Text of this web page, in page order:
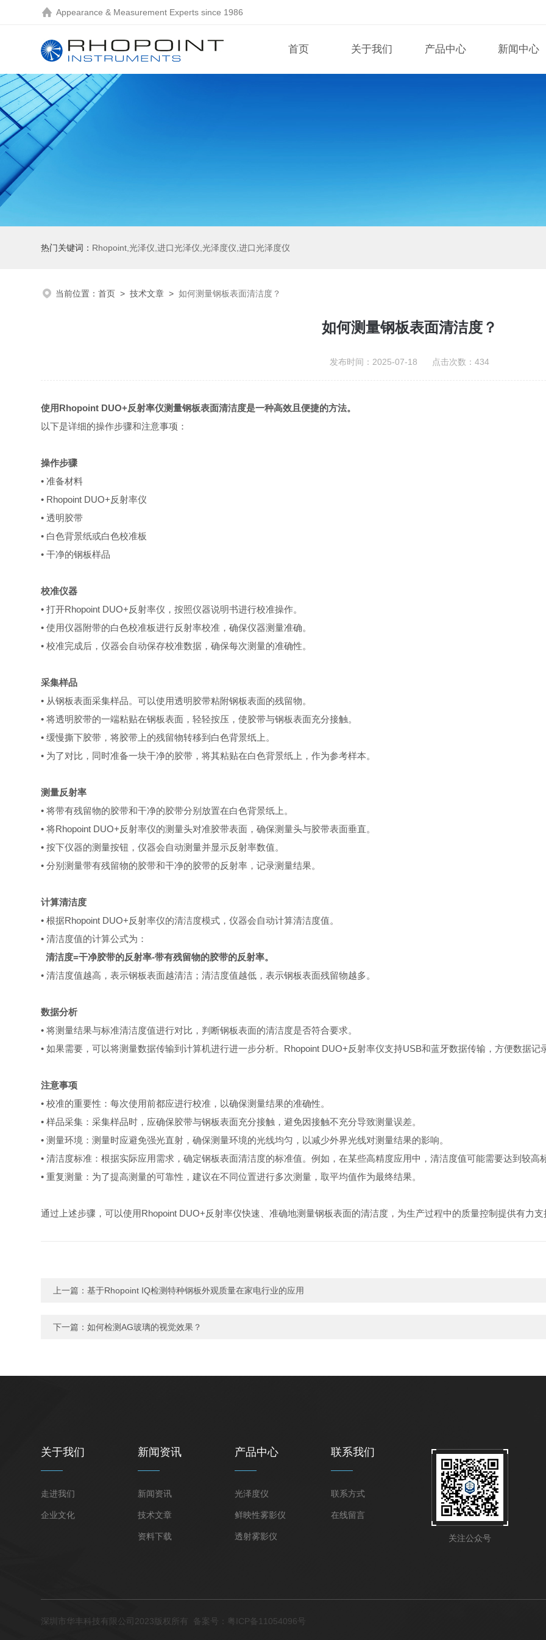
Appearance & Measurement Experts since 1986
首页 关于我们 产品中心 新闻中心
热门关键词： Rhopoint,光泽仪,进口光泽仪,光泽度仪,进口光泽度仪
当前位置：首页 >技术文章 >如何测量钢板表面清洁度？
如何测量钢板表面清洁度？
发布时间：2025-07-18 点击次数：434
使用Rhopoint DUO+反射率仪测量钢板表面清洁度是一种高效且便捷的方法。
以下是详细的操作步骤和注意事项：
操作步骤
• 准备材料
• Rhopoint DUO+反射率仪
• 透明胶带
• 白色背景纸或白色校准板
• 干净的钢板样品
校准仪器
• 打开Rhopoint DUO+反射率仪，按照仪器说明书进行校准操作。
• 使用仪器附带的白色校准板进行反射率校准，确保仪器测量准确。
• 校准完成后，仪器会自动保存校准数据，确保每次测量的准确性。
采集样品
• 从钢板表面采集样品。可以使用透明胶带粘附钢板表面的残留物。
• 将透明胶带的一端粘贴在钢板表面，轻轻按压，使胶带与钢板表面充分接触。
• 缓慢撕下胶带，将胶带上的残留物转移到白色背景纸上。
• 为了对比，同时准备一块干净的胶带，将其粘贴在白色背景纸上，作为参考样本。
测量反射率
• 将带有残留物的胶带和干净的胶带分别放置在白色背景纸上。
• 将Rhopoint DUO+反射率仪的测量头对准胶带表面，确保测量头与胶带表面垂直。
• 按下仪器的测量按钮，仪器会自动测量并显示反射率数值。
• 分别测量带有残留物的胶带和干净的胶带的反射率，记录测量结果。
计算清洁度
• 根据Rhopoint DUO+反射率仪的清洁度模式，仪器会自动计算清洁度值。
• 清洁度值的计算公式为：
清洁度=干净胶带的反射率-带有残留物的胶带的反射率。
• 清洁度值越高，表示钢板表面越清洁；清洁度值越低，表示钢板表面残留物越多。
数据分析
• 将测量结果与标准清洁度值进行对比，判断钢板表面的清洁度是否符合要求。
• 如果需要，可以将测量数据传输到计算机进行进一步分析。Rhopoint DUO+反射率仪支持USB和蓝牙数据传输，方便数据记
注意事项
• 校准的重要性：每次使用前都应进行校准，以确保测量结果的准确性。
• 样品采集：采集样品时，应确保胶带与钢板表面充分接触，避免因接触不充分导致测量误差。
• 测量环境：测量时应避免强光直射，确保测量环境的光线均匀，以减少外界光线对测量结果的影响。
• 清洁度标准：根据实际应用需求，确定钢板表面清洁度的标准值。例如，在某些高精度应用中，清洁度值可能需要达到较高
• 重复测量：为了提高测量的可靠性，建议在不同位置进行多次测量，取平均值作为最终结果。
通过上述步骤，可以使用Rhopoint DUO+反射率仪快速、准确地测量钢板表面的清洁度，为生产过程中的质量控制提供有力支
上一篇：基于Rhopoint IQ检测特种钢板外观质量在家电行业的应用
下一篇：如何检测AG玻璃的视觉效果？
关于我们
走进我们
企业文化
新闻资讯
新闻资讯
技术文章
资料下载
产品中心
光泽度仪
鲜映性雾影仪
透射雾影仪
联系我们
联系方式
在线留言
关注公众号
深圳市华丰科技有限公司2023版权所有 备案号：粤ICP备11054096号